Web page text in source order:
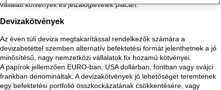
vállalati kötvények és jelzáloglevelek piacán.
Devizakötvények
Az éven túli deviza megtakarítással rendelkezők számára a
devizabetéttel szemben alternatív befektetési formát jelenthetnek a jó
minősítésű, nagy nemzetközi vállalatok fix hozamú kötvényei.
A papírok jellemzően EURO-ban, USA dollárban, fontban vagy svájci
frankban denomináltak. A devizakötvények jó lehetőséget teremtenek
egy befektetési portfolió összkockázatának csökkentésére, vagy